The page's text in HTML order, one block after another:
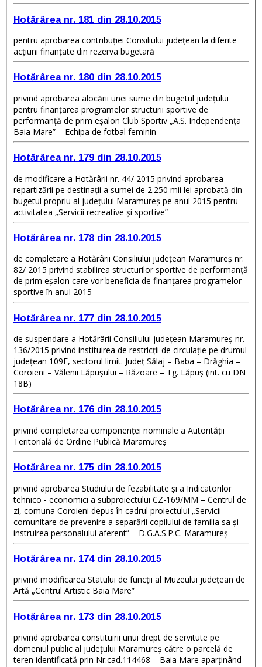
Hotărârea nr. 181 din 28.10.2015
pentru aprobarea contribuţiei Consiliului judeţean la diferite
acţiuni finanţate din rezerva bugetară
Hotărârea nr. 180 din 28.10.2015
privind aprobarea alocării unei sume din bugetul judeţului
pentru finanţarea programelor structurii sportive de
performanţă de prim eşalon Club Sportiv „A.S. Independenţa
Baia Mare” – Echipa de fotbal feminin
Hotărârea nr. 179 din 28.10.2015
de modificare a Hotărârii nr. 44/ 2015 privind aprobarea
repartizării pe destinaţii a sumei de 2.250 mii lei aprobată din
bugetul propriu al judeţului Maramureş pe anul 2015 pentru
activitatea „Servicii recreative şi sportive”
Hotărârea nr. 178 din 28.10.2015
de completare a Hotărârii Consiliului judeţean Maramureş nr.
82/ 2015 privind stabilirea structurilor sportive de performanţă
de prim eşalon care vor beneficia de finanţarea programelor
sportive în anul 2015
Hotărârea nr. 177 din 28.10.2015
de suspendare a Hotărârii Consiliului judeţean Maramureş nr.
136/2015 privind instituirea de restricţii de circulaţie pe drumul
judeţean 109F, sectorul limit. Judeţ Sălaj – Baba – Drăghia –
Coroieni – Vălenii Lăpuşului – Răzoare – Tg. Lăpuş (int. cu DN
18B)
Hotărârea nr. 176 din 28.10.2015
privind completarea componenţei nominale a Autorităţii
Teritorială de Ordine Publică Maramureş
Hotărârea nr. 175 din 28.10.2015
privind aprobarea Studiului de fezabilitate şi a Indicatorilor
tehnico - economici a subproiectului CZ-169/MM – Centrul de
zi, comuna Coroieni depus în cadrul proiectului „Servicii
comunitare de prevenire a separării copilului de familia sa şi
instruirea personalului aferent” – D.G.A.S.P.C. Maramureş
Hotărârea nr. 174 din 28.10.2015
privind modificarea Statului de funcţii al Muzeului judeţean de
Artă „Centrul Artistic Baia Mare”
Hotărârea nr. 173 din 28.10.2015
privind aprobarea constituirii unui drept de servitute pe
domeniul public al judeţului Maramureş către o parcelă de
teren identificată prin Nr.cad.114468 – Baia Mare aparţinând